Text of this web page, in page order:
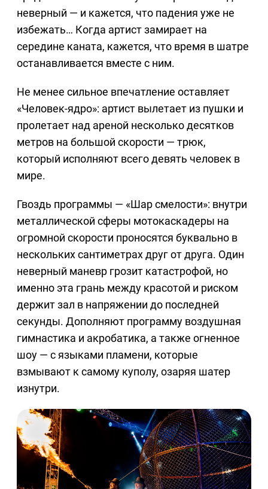
неверный — и кажется, что падения уже не
избежать… Когда артист замирает на
середине каната, кажется, что время в шатре
останавливается вместе с ним.
Не менее сильное впечатление оставляет
«Человек-ядро»: артист вылетает из пушки и
пролетает над ареной несколько десятков
метров на большой скорости — трюк,
который исполняют всего девять человек в
мире.
Гвоздь программы — «Шар смелости»: внутри
металлической сферы мотокаскадеры на
огромной скорости проносятся буквально в
нескольких сантиметрах друг от друга. Один
неверный маневр грозит катастрофой, но
именно эта грань между красотой и риском
держит зал в напряжении до последней
секунды. Дополняют программу воздушная
гимнастика и акробатика, а также огненное
шоу — с языками пламени, которые
взмывают к самому куполу, озаряя шатер
изнутри.